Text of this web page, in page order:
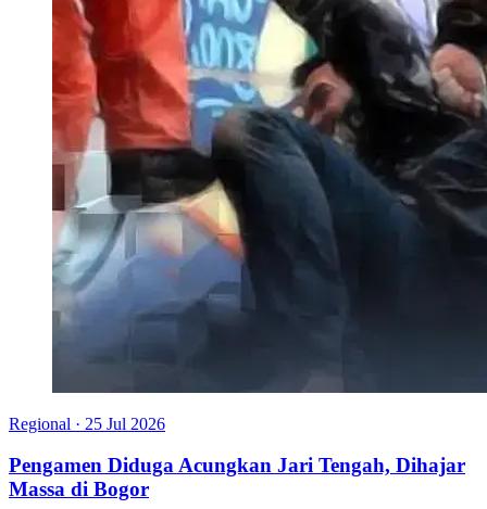
Regional · 25 Jul 2026
Pengamen Diduga Acungkan Jari Tengah, Dihajar
Massa di Bogor